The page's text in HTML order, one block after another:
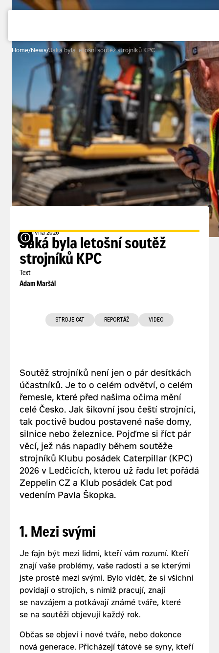
Home/News/Jaká byla letošní soutěž strojníků KPC
Soutěž KPC 2026 v Ledčicích
3. června 2026
Jaká byla letošní soutěž
strojníků KPC
Text
Adam Maršál
STROJE CAT REPORTÁŽ VIDEO
Soutěž strojníků není jen o pár desítkách
účastníků. Je to o celém odvětví, o celém
řemesle, které před našima očima mění
celé Česko. Jak šikovní jsou čeští strojníci,
tak poctivě budou postavené naše domy,
silnice nebo železnice. Pojďme si říct pár
věcí, jež nás napadly během soutěže
strojníků Klubu posádek Caterpillar (KPC)
2026 v Ledčicích, kterou už řadu let pořádá
Zeppelin CZ a Klub posádek Cat pod
vedením Pavla Škopka.
1. Mezi svými
Je fajn být mezi lidmi, kteří vám rozumí. Kteří
znají vaše problémy, vaše radosti a se kterými
jste prostě mezi svými. Bylo vidět, že si všichni
povídají o strojích, s nimiž pracují, znají
se navzájem a potkávají známé tváře, které
se na soutěži objevují každý rok.
Občas se objeví i nové tváře, nebo dokonce
nová generace. Přicházejí tátové se syny, kteří